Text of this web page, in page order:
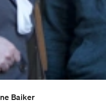
Baiker